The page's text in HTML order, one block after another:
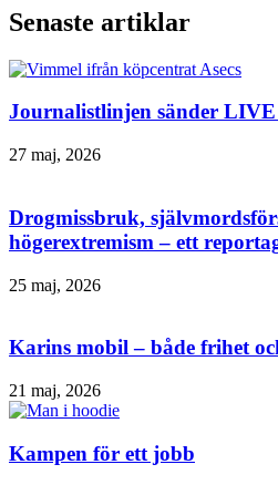
Senaste artiklar
Journalistlinjen sänder LIVE
27 maj, 2026
Drogmissbruk,
högerextremism – ett
25 maj, 2026
Karins mobil – både frihet
21 maj, 2026
Kampen för ett jobb